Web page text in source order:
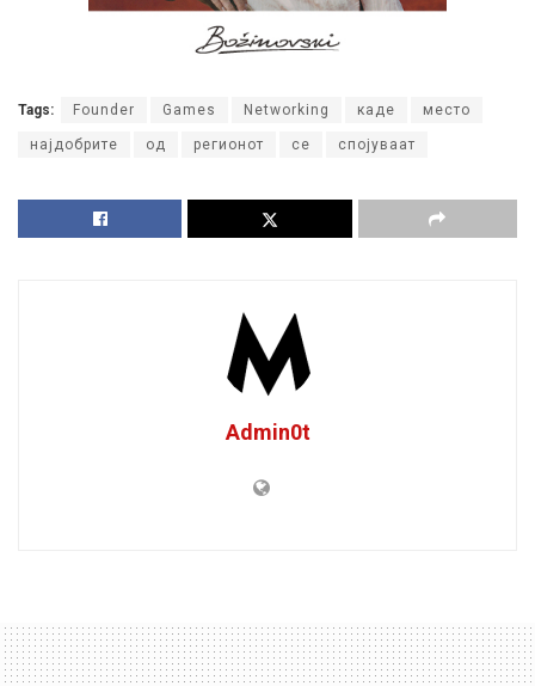
Tags: Founder Games Networking каде место
најдобрите од регионот се спојуваат
Admin0t